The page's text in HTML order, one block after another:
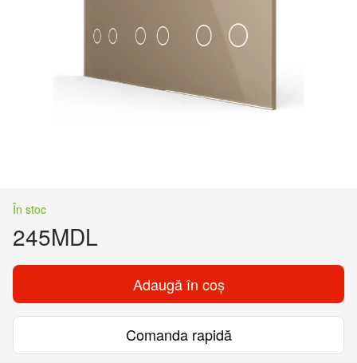
În stoc
245MDL
Adaugă în coș
Comanda rapidă